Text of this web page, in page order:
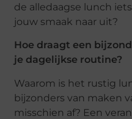
de alledaagse lunch
jouw smaak naar uit?
Hoe draagt een
je dagelijkse routine?
Waarom is het rustig
bijzonders van maken
misschien af? Een